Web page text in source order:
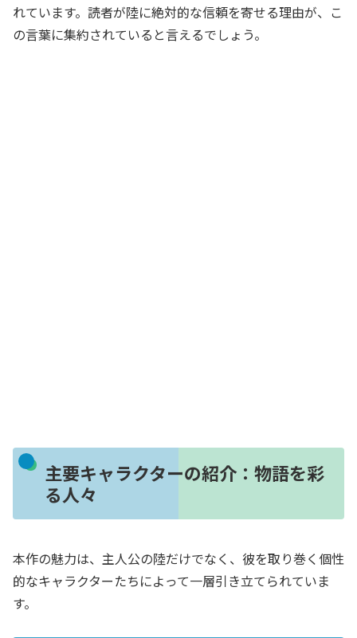
れています。読者が陸に絶対的な信頼を寄せる理由が、こ
の言葉に集約されていると言えるでしょう。
主要キャラクターの紹介：物語を彩
る人々
本作の魅力は、主人公の陸だけでなく、彼を取り巻く個性
的なキャラクターたちによって一層引き立てられていま
す。